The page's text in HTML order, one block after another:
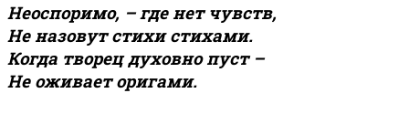
Неоспоримо, – где нет чувств,
Не назовут стихи стихами.
Когда творец духовно пуст –
Не оживает оригами.